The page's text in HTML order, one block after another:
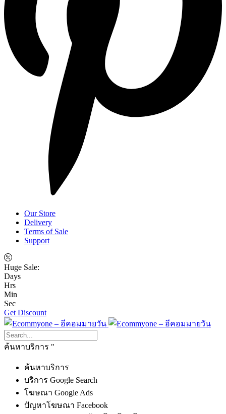
Our Store
Delivery
Terms of Sale
Support
Huge Sale:
Days
Hrs
Min
Sec
Get Discount
ค้นหาบริการ
ค้นหาบริการ
บริการ Google Search
โฆษณา Google Ads
ปัญหาโฆษณา Facebook